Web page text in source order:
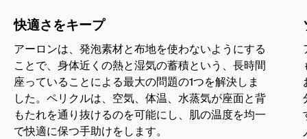
快適さをキープ
アーロンは、発泡素材と布地を使わないようにする
ことで、身体近くの熱と湿気の蓄積という、長時間
座っていることによる最大の問題の1つを解決しま
した。ペリクルは、空気、体温、水蒸気が座面と背
もたれを通り抜けるのを可能にし、肌の温度を均一
で快適に保つ手助けをします。